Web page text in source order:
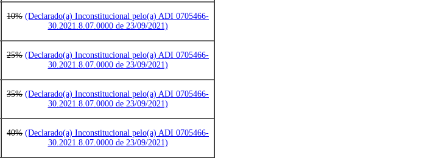
10% (Declarado(a) Inconstitucional pelo(a) ADI 0705466-
30.2021.8.07.0000 de 23/09/2021)
25% (Declarado(a) Inconstitucional pelo(a) ADI 0705466-
30.2021.8.07.0000 de 23/09/2021)
35% (Declarado(a) Inconstitucional pelo(a) ADI 0705466-
30.2021.8.07.0000 de 23/09/2021)
40% (Declarado(a) Inconstitucional pelo(a) ADI 0705466-
30.2021.8.07.0000 de 23/09/2021)